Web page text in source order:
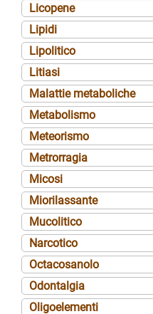
Licopene
Lipidi
Lipolitico
Litiasi
Malattie metaboliche
Metabolismo
Meteorismo
Metrorragia
Micosi
Miorilassante
Mucolitico
Narcotico
Octacosanolo
Odontalgia
Oligoelementi